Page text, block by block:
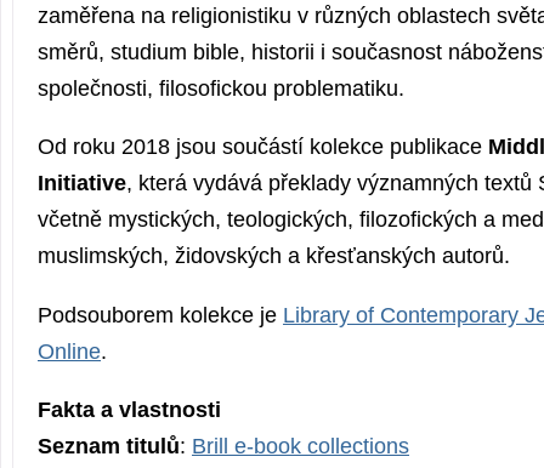
zaměřena na religionistiku v různých oblastech
směrů, studium bible, historii i současnost
společnosti, filosofickou problematiku.
Od roku 2018 jsou součástí kolekce publikace
Initiative, která vydává překlady významných textů
včetně mystických, teologických, filozofických a
muslimských, židovských a křesťanských autorů.
Podsouborem kolekce je Library of Contemporary
Online.
Fakta a vlastnosti
Seznam titulů: Brill e-book collections